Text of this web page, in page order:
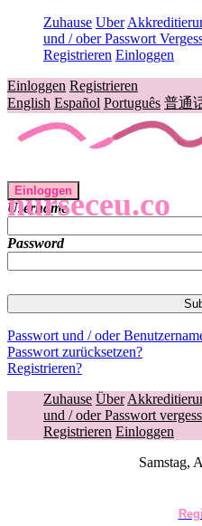
Zuhause Uber
und / ober Passwort
Registrieren Einloggen
Einloggen Registrieren
English Español Português 普通
nurseceu.co
Einloggen
Username
Password
Passwort und / oder
Passwort zurücksetzen?
Registrieren?
Zuhause Über
und / oder Passwort
Registrieren Einloggen
Samstag,